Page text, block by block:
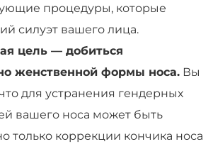
процедуры, которые
силуэт вашего лица.
цель — добиться
женственной формы носа. Вы
для устранения гендерных
вашего носа может быть
только коррекции кончика носа